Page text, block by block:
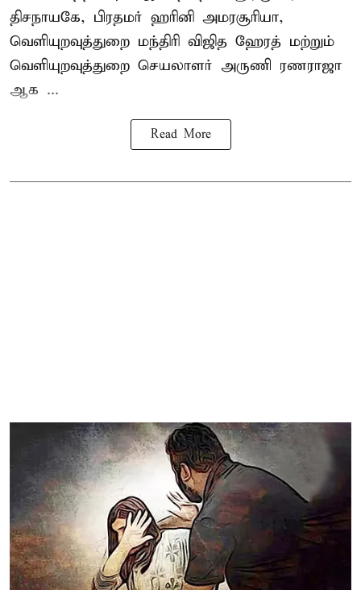
திசநாயகே, பிரதமர் ஹரினி அமரசூரியா,
வெளியுறவுத்துறை மந்திரி விஜித ஹேரத் மற்றும்
வெளியுறவுத்துறை செயலாளர் அருணி ரணராஜா
ஆக ...
Read More